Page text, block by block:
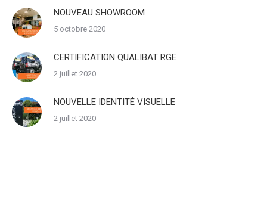
NOUVEAU SHOWROOM
5 octobre 2020
CERTIFICATION QUALIBAT RGE
2 juillet 2020
NOUVELLE IDENTITÉ VISUELLE
2 juillet 2020